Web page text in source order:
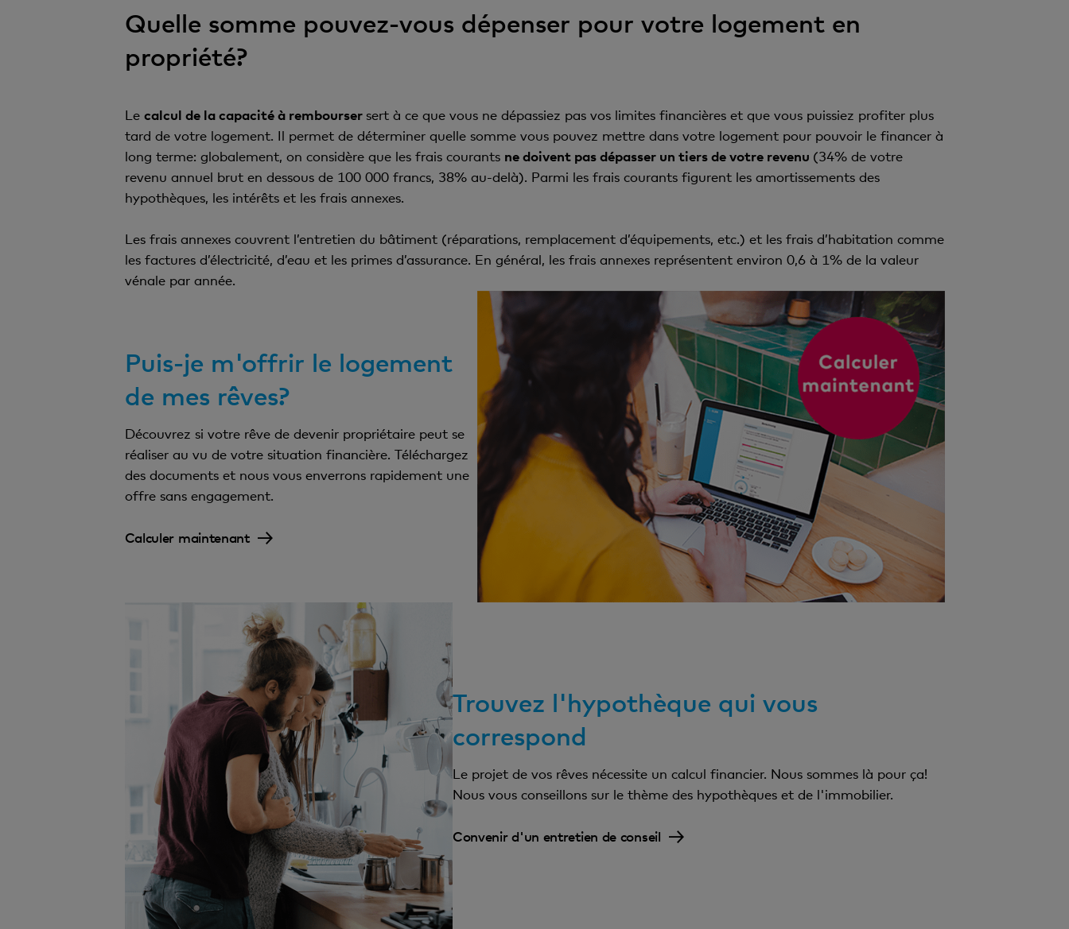
Quelle somme pouvez-vous dépenser pour votre logement en
propriété?
Le calcul de la capacité à rembourser sert à ce que vous ne dépassiez pas vos limites financières et que vous puissiez profiter plus
tard de votre logement. Il permet de déterminer quelle somme vous pouvez mettre dans votre logement pour pouvoir le financer à
long terme: globalement, on considère que les frais courants ne doivent pas dépasser un tiers de votre revenu (34% de votre
revenu annuel brut en dessous de 100 000 francs, 38% au-delà). Parmi les frais courants figurent les amortissements des
hypothèques, les intérêts et les frais annexes.
Les frais annexes couvrent l’entretien du bâtiment (réparations, remplacement d’équipements, etc.) et les frais d’habitation comme
les factures d’électricité, d’eau et les primes d’assurance. En général, les frais annexes représentent environ 0,6 à 1% de la valeur
vénale par année.
Puis-je m'offrir le logement
de mes rêves?
Découvrez si votre rêve de devenir propriétaire peut se
réaliser au vu de votre situation financière. Téléchargez
des documents et nous vous enverrons rapidement une
offre sans engagement.
Calculer maintenant
Trouvez l'hypothèque qui vous
correspond
Le projet de vos rêves nécessite un calcul financier. Nous sommes là pour ça!
Nous vous conseillons sur le thème des hypothèques et de l'immobilier.
Convenir d'un entretien de conseil